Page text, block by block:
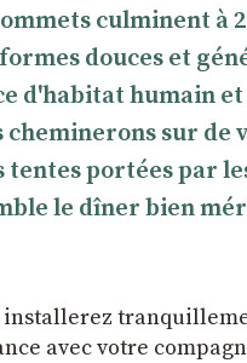
culminent à
douces et
d'habitat humain et
sur de
portées par
le dîner bien
installerez
avec votre